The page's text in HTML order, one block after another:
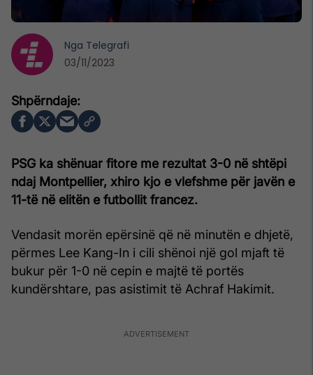
PSG ka shënuar fitore me rezultat 3-0 në shtëpi
ndaj Montpellier, xhiro kjo e vlefshme për javën e
11-të në elitën e futbollit francez.
Vendasit morën epërsinë që në minutën e dhjetë,
përmes Lee Kang-In i cili shënoi një gol mjaft të
bukur për 1-0 në cepin e majtë të portës
kundërshtare, pas asistimit të Achraf Hakimit.
Nga Telegrafi
03/11/2023